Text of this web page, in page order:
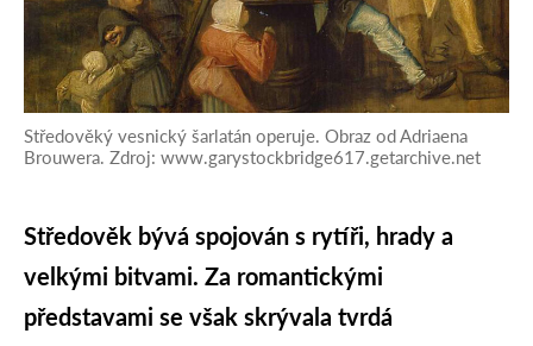
Středověký vesnický šarlatán operuje. Obraz od Adriaena
Brouwera. Zdroj: www.garystockbridge617.getarchive.net
Středověk bývá spojován s rytíři, hrady a
velkými bitvami. Za romantickými
představami se však skrývala tvrdá